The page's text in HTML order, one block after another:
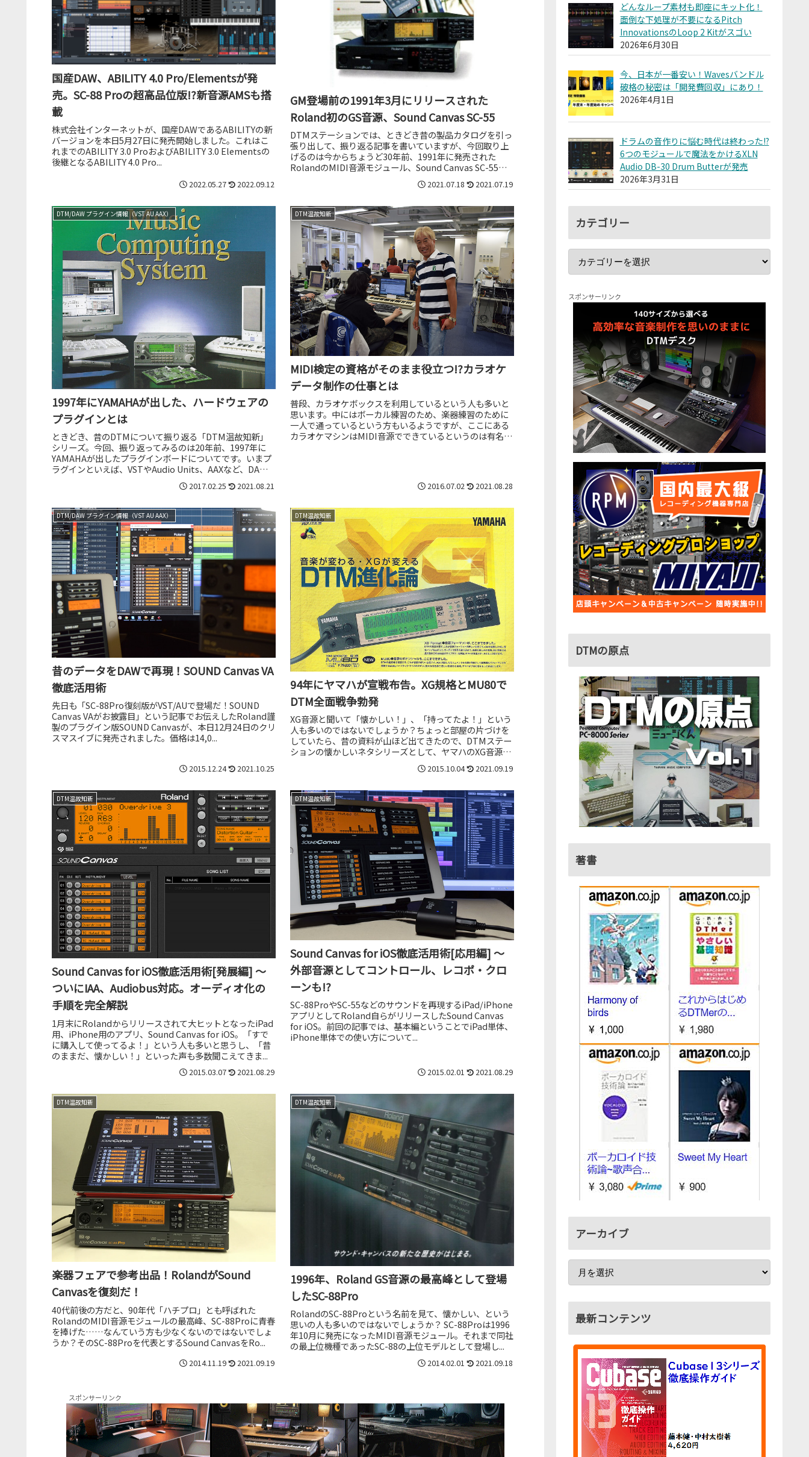
国産DAW、ABILITY 4.0 Pro/Elementsが発
売。SC-88 Proの超高品位版!?新音源AMSも搭
載
株式会社インターネットが、国産DAWであるABILITYの新
バージョンを本日5月27日に発売開始しました。これはこ
れまでのABILITY 3.0 ProおよびABILITY 3.0 Elementsの
後継となるABILITY 4.0 Pro...
2022.05.27 2022.09.12
GM登場前の1991年3月にリリースされた
Roland初のGS音源、Sound Canvas SC-55
DTMステーションでは、ときどき昔の製品カタログを引っ
張り出して、振り返る記事を書いていますが、今回取り上
げるのは今からちょうど30年前、1991年に発売された
RolandのMIDI音源モジュール、Sound Canvas SC-55に
2021.07.18 2021.07.19
DTM/DAW プラグイン情報（VST AU AAX）
1997年にYAMAHAが出した、ハードウェアの
プラグインとは
ときどき、昔のDTMについて振り返る「DTM温故知新」
シリーズ。今回、振り返ってみるのは20年前、1997年に
YAMAHAが出したプラグインボードについてです。いまプ
ラグインといえば、VSTやAudio Units、AAXなど、DAWを
2017.02.25 2021.08.21
DTM温故知新
MIDI検定の資格がそのまま役立つ!?カラオケ
データ制作の仕事とは
普段、カラオケボックスを利用しているという人も多いと
思います。中にはボーカル練習のため、楽器練習のために
一人で通っているという方もいるようですが、ここにある
カラオケマシンはMIDI音源でできているというのは有名な
2016.07.02 2021.08.28
DTM/DAW プラグイン情報（VST AU AAX）
昔のデータをDAWで再現！SOUND Canvas VA
徹底活用術
先日も「SC-88Pro復刻版がVST/AUで登場だ！SOUND
Canvas VAがお披露目」という記事でお伝えしたRoland謹
製のプラグイン版SOUND Canvasが、本日12月24日のクリ
スマスイブに発売されました。価格は14,0...
2015.12.24 2021.10.25
DTM温故知新
94年にヤマハが宣戦布告。XG規格とMU80で
DTM全面戦争勃発
XG音源と聞いて「懐かしい！」、「持ってたよ！」という
人も多いのではないでしょうか？ちょっと部屋の片づけを
していたら、昔の資料が山ほど出てきたので、DTMステー
ションの懐かしいネタシリーズとして、ヤマハのXG音源、
2015.10.04 2021.09.19
DTM温故知新
Sound Canvas for iOS徹底活用術[発展編] ～
ついにIAA、Audiobus対応。オーディオ化の
手順を完全解説
1月末にRolandからリリースされて大ヒットとなったiPad
用、iPhone用のアプリ、Sound Canvas for iOS。「すで
に購入して使ってるよ！」という人も多いと思うし、「昔
のままだ、懐かしい！」といった声も多数聞こえてきま...
2015.03.07 2021.08.29
DTM温故知新
Sound Canvas for iOS徹底活用術[応用編] ～
外部音源としてコントロール、レコポ・クロ
ーンも!?
SC-88ProやSC-55などのサウンドを再現するiPad/iPhone
アプリとしてRoland自らがリリースしたSound Canvas
for iOS。前回の記事では、基本編ということでiPad単体、
iPhone単体での使い方について...
2015.02.01 2021.08.29
DTM温故知新
楽器フェアで参考出品！RolandがSound
Canvasを復刻だ！
40代前後の方だと、90年代「ハチプロ」とも呼ばれた
RolandのMIDI音源モジュールの最高峰、SC-88Proに青春
を捧げた……なんていう方も少なくないのではないでしょ
うか？そのSC-88Proを代表とするSound CanvasをRo...
2014.11.19 2021.09.19
DTM温故知新
1996年、Roland GS音源の最高峰として登場
したSC-88Pro
RolandのSC-88Proという名前を見て、懐かしい、という
思いの人も多いのではないでしょうか？ SC-88Proは1996
年10月に発売になったMIDI音源モジュール。それまで同社
の最上位機種であったSC-88の上位モデルとして登場し...
2014.02.01 2021.09.18
スポンサーリンク
どんなループ素材も即座にキット化！
面倒な下処理が不要になるPitch
InnovationsのLoop 2 Kitがスゴい
2026年6月30日
今、日本が一番安い！Wavesバンドル
破格の秘密は「開発費回収」にあり！
2026年4月1日
ドラムの音作りに悩む時代は終わった!?
6つのモジュールで魔法をかけるXLN
Audio DB-30 Drum Butterが発売
2026年3月31日
カテゴリー
スポンサーリンク
DTMの原点
著書
アーカイブ
最新コンテンツ